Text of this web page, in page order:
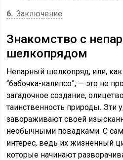
6 Заключение
Знакомство с
шелкопрядом
Непарный шелкопряд, или,
“бабочка-калипсо”, — это не
загадочное создание,
таинственность природы. Эти
завораживают своей
необычными повадками. С
интерес, ведь их жизненный
которые начинают